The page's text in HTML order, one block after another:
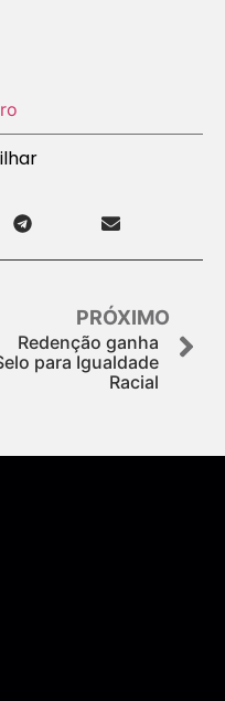
PRÓXIMO
Redenção ganha
para Igualdade
Racial